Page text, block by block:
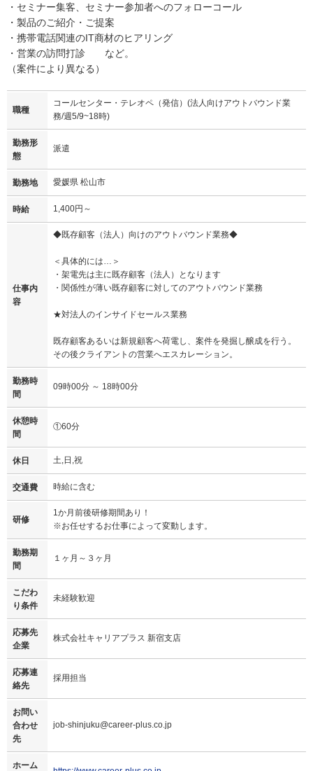
・セミナー集客、セミナー参加者へのフォローコール
・製品のご紹介・ご提案
・携帯電話関連のIT商材のヒアリング
・営業の訪問打診 など。
（案件により異なる）
職種
コールセンター・テレオペ（発信）(法人向けアウトバウンド業
務/週5/9~18時)
勤務形
態
派遣
勤務地 愛媛県 松山市
時給 1,400円～
仕事内
容
◆既存顧客（法人）向けのアウトバウンド業務◆
＜具体的には…＞
・架電先は主に既存顧客（法人）となります
・関係性が薄い既存顧客に対してのアウトバウンド業務
★対法人のインサイドセールス業務
既存顧客あるいは新規顧客へ荷電し、案件を発掘し醸成を行う。
その後クライアントの営業へエスカレーション。
勤務時
間
09時00分 ～ 18時00分
休憩時
間
①60分
休日 土,日,祝
交通費 時給に含む
研修
1か月前後研修期間あり！
※お任せするお仕事によって変動します。
勤務期
間
１ヶ月～３ヶ月
こだわ
り条件
未経験歓迎
応募先
企業
株式会社キャリアプラス 新宿支店
応募連
絡先
採用担当
お問い
合わせ
先
job-shinjuku@career-plus.co.jp
ホーム